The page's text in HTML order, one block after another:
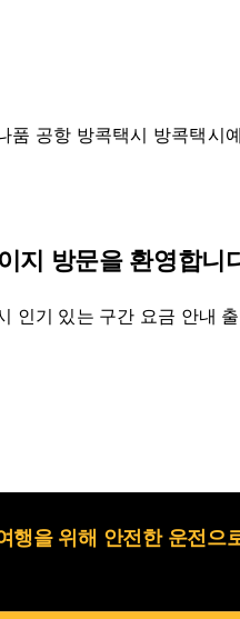
품 공항 방콕택시 방콕택시
지 방문을 환영합니
인기 있는 구간 요금 안내
행을 위해 안전한 운전으